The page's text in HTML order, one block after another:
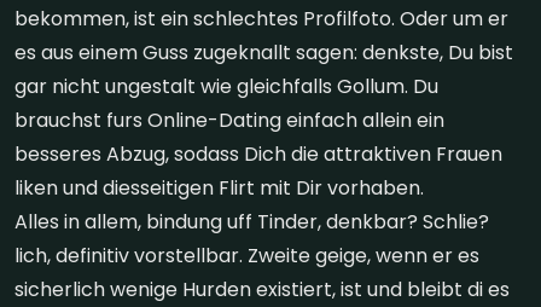
bekommen, ist ein schlechtes Profilfoto. Oder um er
es aus einem Guss zugeknallt sagen: denkste, Du bist
gar nicht ungestalt wie gleichfalls Gollum. Du
brauchst furs Online-Dating einfach allein ein
besseres Abzug, sodass Dich die attraktiven Frauen
liken und diesseitigen Flirt mit Dir vorhaben.
Alles in allem, bindung uff Tinder, denkbar? Schlie?
lich, definitiv vorstellbar. Zweite geige, wenn er es
sicherlich wenige Hurden existiert, ist und bleibt di es